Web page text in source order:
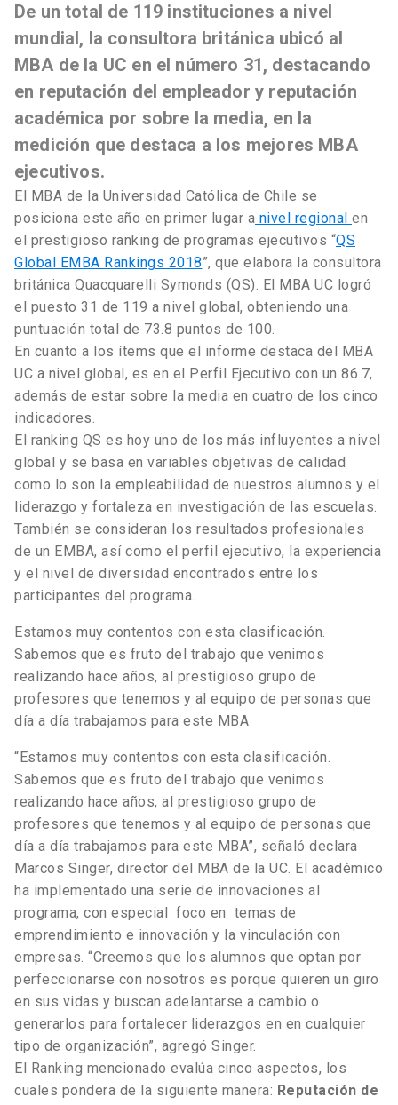
De un total de 119 instituciones a nivel
mundial, la consultora británica ubicó al
MBA de la UC en el número 31, destacando
en reputación del empleador y reputación
académica por sobre la media, en la
medición que destaca a los mejores MBA
ejecutivos.
El MBA de la Universidad Católica de Chile se
posiciona este año en primer lugar a nivel regional en
el prestigioso ranking de programas ejecutivos “QS
Global EMBA Rankings 2018”, que elabora la consultora
británica Quacquarelli Symonds (QS). El MBA UC logró
el puesto 31 de 119 a nivel global, obteniendo una
puntuación total de 73.8 puntos de 100.
En cuanto a los ítems que el informe destaca del MBA
UC a nivel global, es en el Perfil Ejecutivo con un 86.7,
además de estar sobre la media en cuatro de los cinco
indicadores.
El ranking QS es hoy uno de los más influyentes a nivel
global y se basa en variables objetivas de calidad
como lo son la empleabilidad de nuestros alumnos y el
liderazgo y fortaleza en investigación de las escuelas.
También se consideran los resultados profesionales
de un EMBA, así como el perfil ejecutivo, la experiencia
y el nivel de diversidad encontrados entre los
participantes del programa.
Estamos muy contentos con esta clasificación.
Sabemos que es fruto del trabajo que venimos
realizando hace años, al prestigioso grupo de
profesores que tenemos y al equipo de personas que
día a día trabajamos para este MBA
“Estamos muy contentos con esta clasificación.
Sabemos que es fruto del trabajo que venimos
realizando hace años, al prestigioso grupo de
profesores que tenemos y al equipo de personas que
día a día trabajamos para este MBA”, señaló declara
Marcos Singer, director del MBA de la UC. El académico
ha implementado una serie de innovaciones al
programa, con especial foco en temas de
emprendimiento e innovación y la vinculación con
empresas. “Creemos que los alumnos que optan por
perfeccionarse con nosotros es porque quieren un giro
en sus vidas y buscan adelantarse a cambio o
generarlos para fortalecer liderazgos en en cualquier
tipo de organización”, agregó Singer.
El Ranking mencionado evalúa cinco aspectos, los
cuales pondera de la siguiente manera: Reputación de